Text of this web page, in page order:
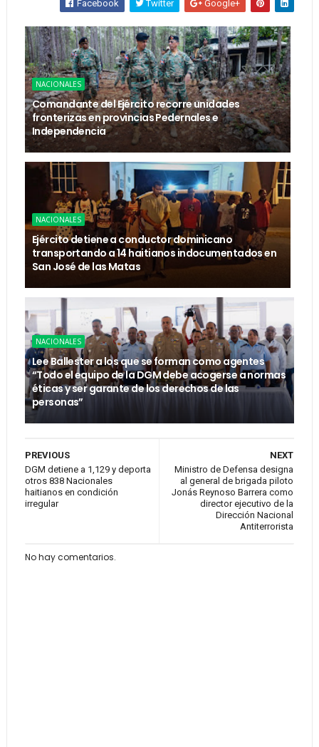
Facebook Twitter Google+
NACIONALES
Comandante del Ejército recorre unidades
fronterizas en provincias Pedernales e
Independencia
NACIONALES
Ejército detiene a conductor dominicano
transportando a 14 haitianos indocumentados en
San José de las Matas
NACIONALES
Lee Ballester a los que se forman como agentes
“Todo el equipo de la DGM debe acogerse a normas
éticas y ser garante de los derechos de las
personas”
NEXT
Ministro de Defensa designa
al general de brigada piloto
Jonás Reynoso Barrera como
director ejecutivo de la
Dirección Nacional
Antiterrorista
PREVIOUS
DGM detiene a 1,129 y deporta
otros 838 Nacionales
haitianos en condición
irregular
No hay comentarios.